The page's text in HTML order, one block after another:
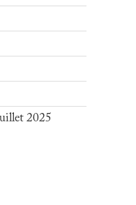
2025